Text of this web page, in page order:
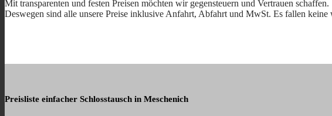
Mit transparenten und festen Preisen möchten wir gegensteuern und Vertrauen schaffen.
Deswegen sind alle unsere Preise inklusive Anfahrt, Abfahrt und MwSt. Es fallen keine
Preisliste einfacher Schlosstausch in Meschenich